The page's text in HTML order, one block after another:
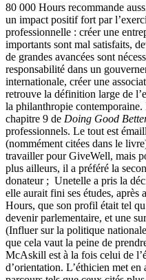
80 000 Hours recommande
un impact positif fort par
professionnelle : créer une
importants sont mal satisfaits,
de grandes avancées sont
responsabilité dans un
internationale, créer une
retrouve la définition large de
la philanthropie
chapitre 9 de Doing Good
professionnels. Le tout est
(nommément citées dans le
travailler pour GiveWell, mais
plus ailleurs, il a préféré la
donateur ; Unetelle a pris la
elle aurait fini ses études, après
Hours, que son profil était tel
devenir parlementaire, et une
(Influer sur la politique
que cela vaut la peine de
McAskill est à la fois celui de
d’orientation. L’éthicien met